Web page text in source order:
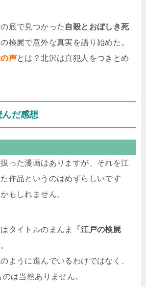
底で見つかった 自殺とおぼしき死
検屍で意外な真実を語り始めた。
声とは？北沢は真犯人をつきとめ
だ感想
った漫画はありますが、それを江
作品というのはめずらしいです
もしれません。
タイトルのまんま
「江戸の検屍
ように進んでいるわけではなく、
は当然ありません。